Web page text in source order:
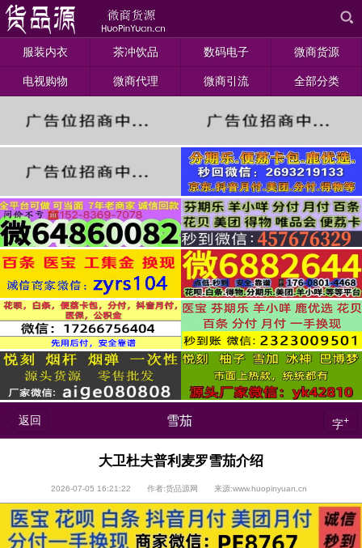
服装内衣 茶冲饮品 数码电子 微商货源
电视购物 微商代理 微商引流 全部分类
返回 雪茄 字+
大卫杜夫普利麦罗雪茄介绍
2026-07-05 16:21:22 作者:货品源网 来源:www.huopinyuan.cn